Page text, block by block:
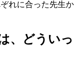
れに合った先生か
、どういっ